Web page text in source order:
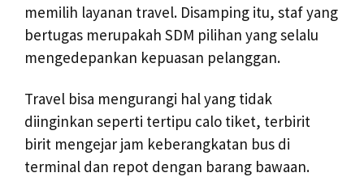
memilih layanan travel. Disamping itu, staf yang
bertugas merupakah SDM pilihan yang selalu
mengedepankan kepuasan pelanggan.
Travel bisa mengurangi hal yang tidak
diinginkan seperti tertipu calo tiket, terbirit
birit mengejar jam keberangkatan bus di
terminal dan repot dengan barang bawaan.